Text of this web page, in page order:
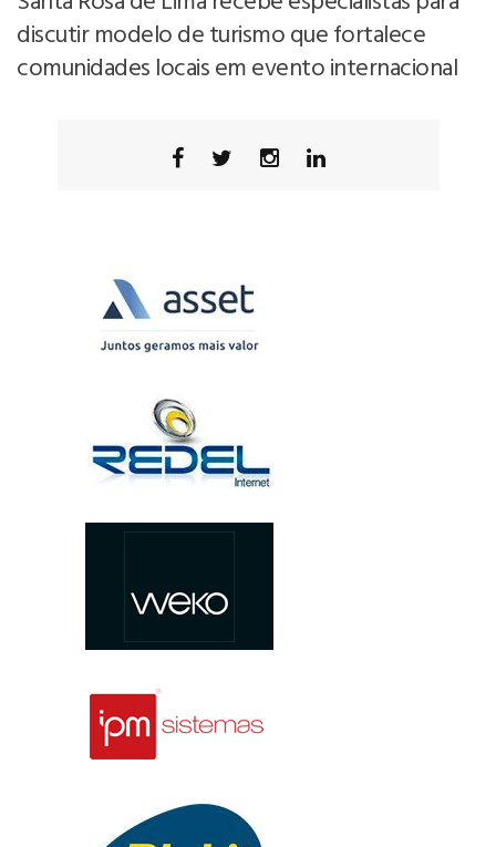
discutir modelo de turismo que fortalece
comunidades locais em evento internacional